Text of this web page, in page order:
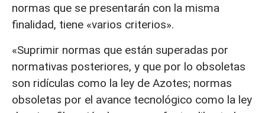
normas que se presentarán con la misma
finalidad, tiene «varios criterios».
«Suprimir normas que están superadas por
normativas posteriores, y que por lo obsoletas
son ridículas como la ley de Azotes; normas
obsoletas por el avance tecnológico como la ley